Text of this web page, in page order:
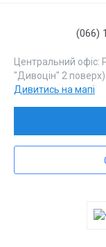
(066)
Центральний офіс:
"Дивоцін" 2 поверх)
Дивитись на мапі